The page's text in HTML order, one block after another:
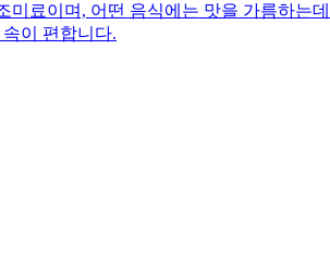
료이며, 어떤 음식에는 맛을 가름하는
이 편합니다.